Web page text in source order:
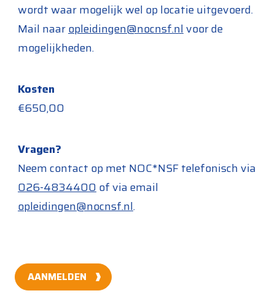
wordt waar mogelijk wel op locatie uitgevoerd.
Mail naaropleidingen@nocnsf.nlvoor de
mogelijkheden.
Kosten
€650,00
Vragen?
Neem contact op met NOC*NSF telefonisch via
026-4834400of via email
opleidingen@nocnsf.nl.
AANMELDEN